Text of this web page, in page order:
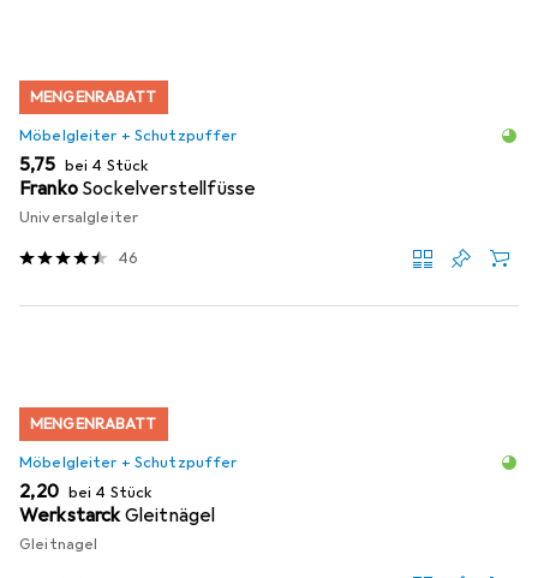
MENGENRABATT
Möbelgleiter + Schutzpuffer
EUR
5,75 bei 4 Stück
Franko Sockelverstellfüsse
Universalgleiter
46
MENGENRABATT
Möbelgleiter + Schutzpuffer
EUR
2,20 bei 4 Stück
WerkstarckGleitnägel
Gleitnagel